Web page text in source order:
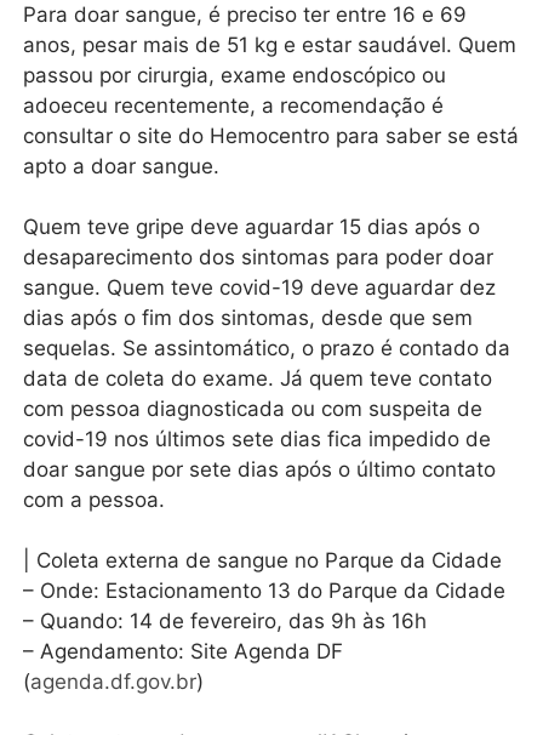
Para doar sangue, é preciso ter entre 16 e 69
anos, pesar mais de 51 kg e estar saudável. Quem
passou por cirurgia, exame endoscópico ou
adoeceu recentemente, a recomendação é
consultar o site do Hemocentro para saber se está
apto a doar sangue.
Quem teve gripe deve aguardar 15 dias após o
desaparecimento dos sintomas para poder doar
sangue. Quem teve covid-19 deve aguardar dez
dias após o fim dos sintomas, desde que sem
sequelas. Se assintomático, o prazo é contado da
data de coleta do exame. Já quem teve contato
com pessoa diagnosticada ou com suspeita de
covid-19 nos últimos sete dias fica impedido de
doar sangue por sete dias após o último contato
com a pessoa.
| Coleta externa de sangue no Parque da Cidade
– Onde: Estacionamento 13 do Parque da Cidade
– Quando: 14 de fevereiro, das 9h às 16h
– Agendamento: Site Agenda DF
(agenda.df.gov.br)